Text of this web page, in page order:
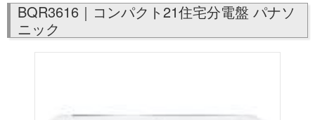
BQR3616｜コンパクト21住宅分電盤 パナソ
ニック